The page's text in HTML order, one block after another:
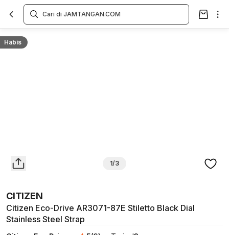
Habis
1/3
CITIZEN
Citizen Eco-Drive AR3071-87E Stiletto Black Dial
Stainless Steel Strap
Overview